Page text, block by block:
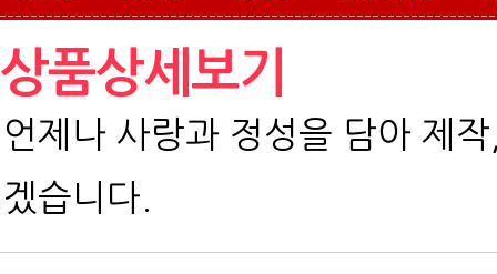
상품상세보기
언제나 사랑과 정성을 담아 제
겠습니다.